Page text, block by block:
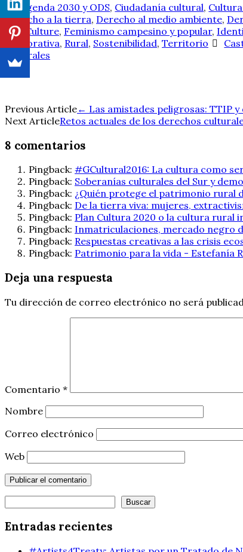
Agenda 2030 y ODS, Ciudadanía cultural,
Derecho a la tierra, Derecho al medio ambiente,
Fair Culture, Feminismo campesino y popular,
corporativa, Rural, Sostenibilidad, Territorio
culturales
Navegación
de
entradas
Previous Article← Las amistades peligrosas: TTIP
Next ArticleRetos actuales de los derechos
8 comentarios
Pingback: #GCultural2016: La cultura como
Pingback: Soberanías culturales del Sur y
Pingback: ¿Quién protege el patrimonio rural
Pingback: De la tierra viva: mujeres,
Pingback: Plan Cultura 2020 o la cultura rural
Pingback: Inmatriculaciones, mercado negro
Pingback: Respuestas creativas a las crisis
Pingback: Patrimonio para la vida - Estefanía
Deja una respuesta
Tu dirección de correo electrónico no será
Comentario *
Nombre
Correo electrónico
Web
Buscar
Entradas recientes